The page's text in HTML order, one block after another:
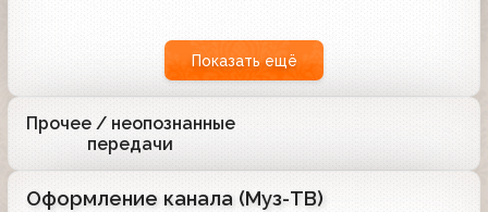
Показать ещё
5
Прочее / неопознанные
передачи
Оформление канала (Муз-ТВ)